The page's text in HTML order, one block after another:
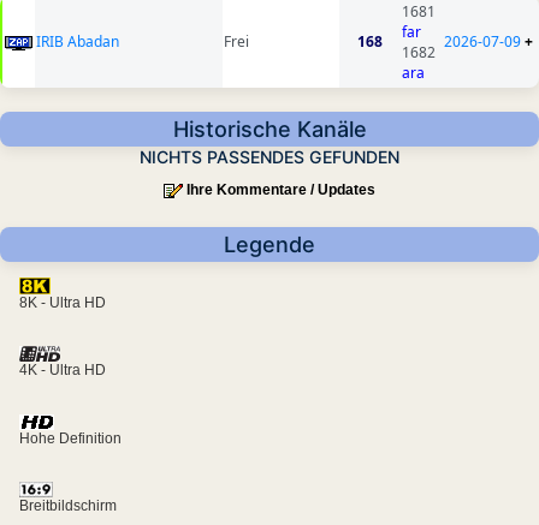
IRIB Abadan Frei 168
1681
far
1682
ara
2026-07-09+
Historische Kanäle
NICHTS PASSENDES GEFUNDEN
Ihre Kommentare / Updates
Legende
8K - Ultra HD
4K - Ultra HD
Hohe Definition
Breitbildschirm